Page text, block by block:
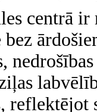
centrā
reflektējot